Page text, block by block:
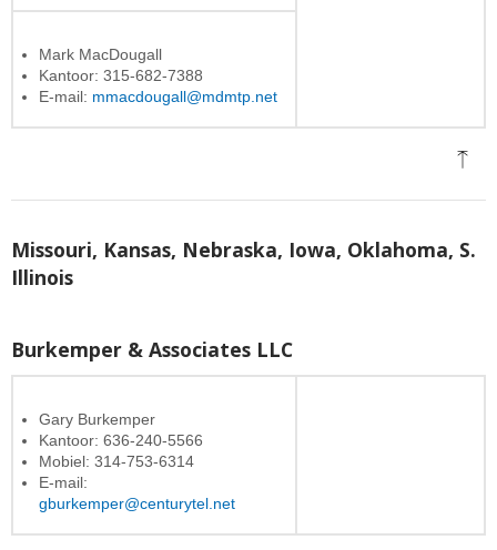
Mark MacDougall
Kantoor: 315-682-7388
E-mail: mmacdougall@mdmtp.net
Missouri, Kansas, Nebraska, Iowa, Oklahoma, S.
Illinois
Burkemper & Associates LLC
Gary Burkemper
Kantoor: 636-240-5566
Mobiel: 314-753-6314
E-mail:
gburkemper@centurytel.net